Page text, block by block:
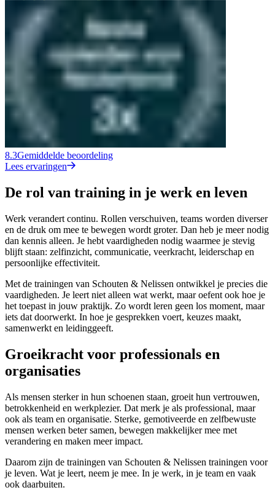
8.3Gemiddelde beoordeling
Lees ervaringen
De rol van training in je werk en leven
Werk verandert continu. Rollen verschuiven, teams worden diverser
en de druk om mee te bewegen wordt groter. Dan heb je meer nodig
dan kennis alleen. Je hebt vaardigheden nodig waarmee je stevig
blijft staan: zelfinzicht, communicatie, veerkracht, leiderschap en
persoonlijke effectiviteit.
Met de trainingen van Schouten & Nelissen ontwikkel je precies die
vaardigheden. Je leert niet alleen wat werkt, maar oefent ook hoe je
het toepast in jouw praktijk. Zo wordt leren geen los moment, maar
iets dat doorwerkt. In hoe je gesprekken voert, keuzes maakt,
samenwerkt en leidinggeeft.
Groeikracht voor professionals en
organisaties
Als mensen sterker in hun schoenen staan, groeit hun vertrouwen,
betrokkenheid en werkplezier. Dat merk je als professional, maar
ook als team en organisatie. Sterke, gemotiveerde en zelfbewuste
mensen werken beter samen, bewegen makkelijker mee met
verandering en maken meer impact.
Daarom zijn de trainingen van Schouten & Nelissen trainingen voor
je leven. Wat je leert, neem je mee. In je werk, in je team en vaak
ook daarbuiten.